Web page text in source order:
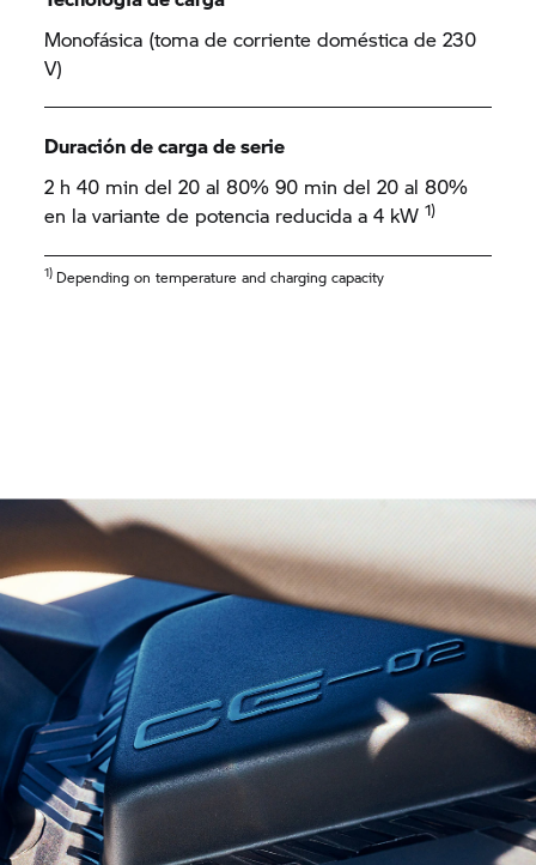
Monofásica (toma de corriente doméstica de 230
V)
Duración de carga de serie
2 h 40 min del 20 al 80% 90 min del 20 al 80%
en la variante de potencia reducida a 4 kW1)
1) Depending on temperature and charging capacity